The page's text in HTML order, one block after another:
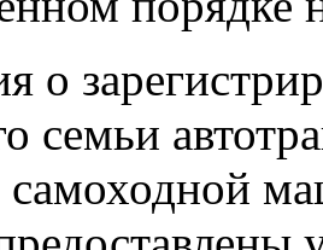
о
семьи
самоходной